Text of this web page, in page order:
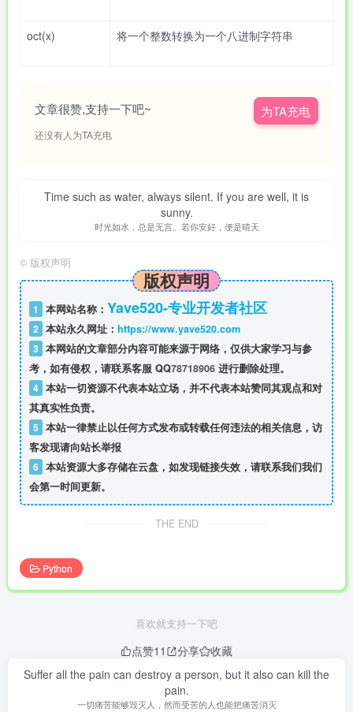
oct(x) 将一个整数转换为一个八进制字符串
文章很赞,支持一下吧~
还没有人为TA充电
为TA充电
Time such as water, always silent. If you are well, it is
sunny.
时光如水，总是无言。若你安好，便是晴天
© 版权声明
版权声明
1 本网站名称： Yave520-专业开发者社区
2 本站永久网址： https://www.yave520.com
3 本网站的文章部分内容可能来源于网络，仅供大家学习与参
考，如有侵权，请联系客服 QQ78718906 进行删除处理。
4 本站一切资源不代表本站立场，并不代表本站赞同其观点和对
其真实性负责。
5 本站一律禁止以任何方式发布或转载任何违法的相关信息，访
客发现请向站长举报
6 本站资源大多存储在云盘，如发现链接失效，请联系我们我们
会第一时间更新。
THE END
Python
喜欢就支持一下吧
点赞11 分享
收藏
Suffer all the pain can destroy a person, but it also can kill the
pain.
一切痛苦能够毁灭人，然而受苦的人也能把痛苦消灭